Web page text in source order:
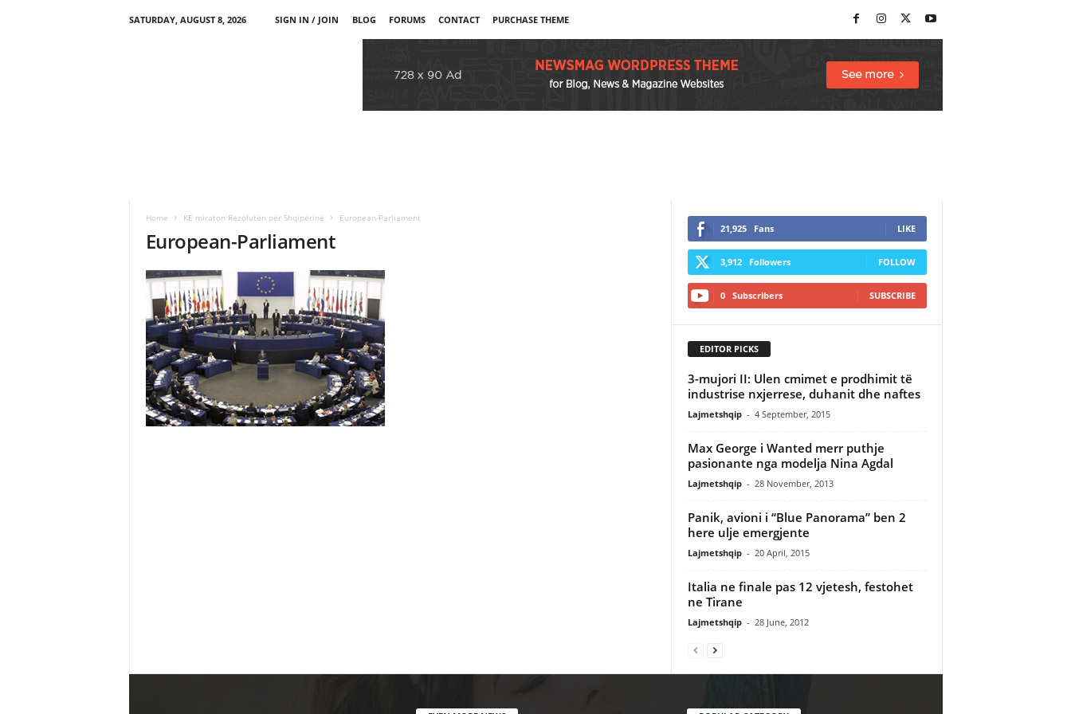
SATURDAY, AUGUST 8, 2026 SIGN IN / JOIN BLOG FORUMS CONTACT PURCHASE THEME
Home KE miraton Rezolutën për Shqipërinë European-Parliament
European-Parliament 21,925 Fans LIKE
3,912 Followers FOLLOW
0 Subscribers SUBSCRIBE
EDITOR PICKS
3-mujori II: Ulen cmimet e prodhimit të
industrise nxjerrese, duhanit dhe naftes
Lajmetshqip - 4 September, 2015
Max George i Wanted merr puthje
pasionante nga modelja Nina Agdal
Lajmetshqip - 28 November, 2013
Panik, avioni i “Blue Panorama” ben 2
here ulje emergjente
Lajmetshqip - 20 April, 2015
Italia ne finale pas 12 vjetesh, festohet
ne Tirane
Lajmetshqip - 28 June, 2012